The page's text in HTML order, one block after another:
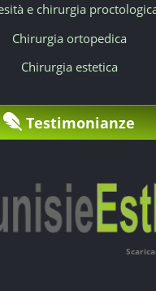
e chirurgia
Chirurgia ortopedica
Chirurgia estetica
Testimonianze